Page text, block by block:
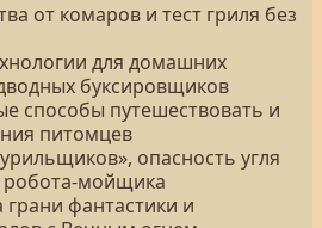
от комаров и тест гриля без
для домашних
буксировщиков
способы путешествовать и
питомцев
опасность угля
мойщика
фантастики и